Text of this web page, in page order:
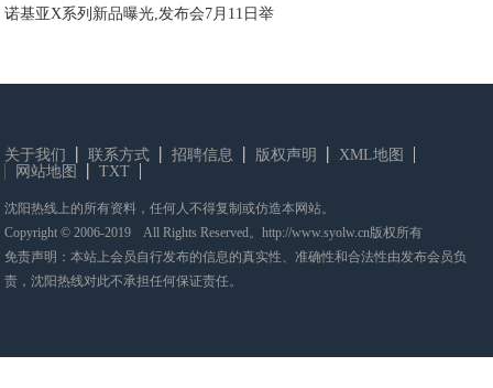
诺基亚X系列新品曝光,发布会7月11日举
关于我们 联系方式 招聘信息 版权声明
XML地图
网站地图
TXT
沈阳热线上的所有资料，任何人不得复制或仿造本网站。
Copyright © 2006-2019 All Rights Reserved。http://www.syolw.cn版权所有
免责声明：本站上会员自行发布的信息的真实性、准确性和合法性由发布会员负
责，沈阳热线对此不承担任何保证责任。